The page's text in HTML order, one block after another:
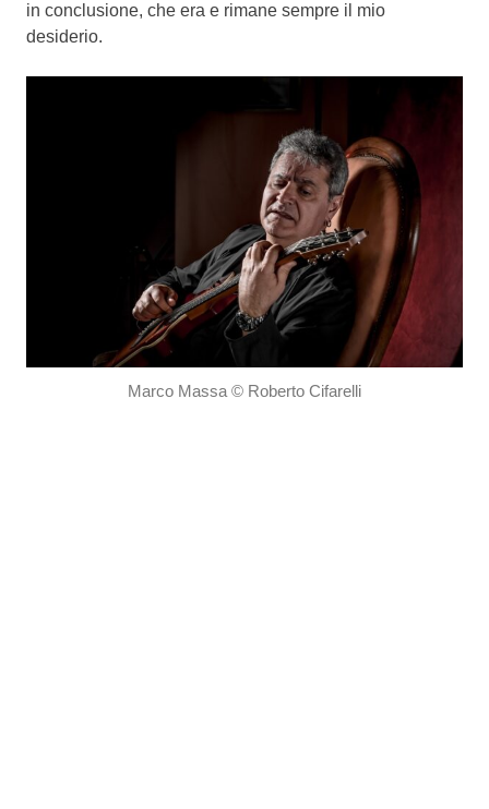
in conclusione, che era e rimane sempre il mio
desiderio.
Marco Massa © Roberto Cifarelli